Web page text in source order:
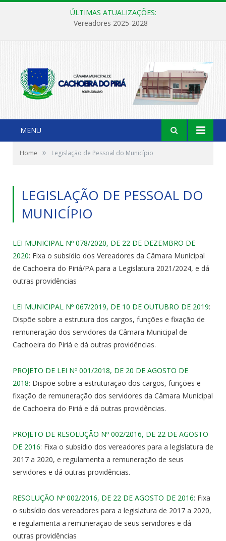
ÚLTIMAS ATUALIZAÇÕES:
Vereadores 2025-2028
MENU
Home » Legislação de Pessoal do Município
LEGISLAÇÃO DE PESSOAL DO
MUNICÍPIO
LEI MUNICIPAL Nº 078/2020, DE 22 DE DEZEMBRO DE
2020: Fixa o subsídio dos Vereadores da Câmara Municipal
de Cachoeira do Piriá/PA para a Legislatura 2021/2024, e dá
outras providências
LEI MUNICIPAL Nº 067/2019, DE 10 DE OUTUBRO DE 2019:
Dispõe sobre a estrutura dos cargos, funções e fixação de
remuneração dos servidores da Câmara Municipal de
Cachoeira do Piriá e dá outras providências.
PROJETO DE LEI Nº 001/2018, DE 20 DE AGOSTO DE
2018: Dispõe sobre a estruturação dos cargos, funções e
fixação de remuneração dos servidores da Câmara Municipal
de Cachoeira do Piriá e dá outras providências.
PROJETO DE RESOLUÇÃO Nº 002/2016, DE 22 DE AGOSTO
DE 2016: Fixa o subsídio dos vereadores para a legislatura de
2017 a 2020, e regulamenta a remuneração de seus
servidores e dá outras providências.
RESOLUÇÃO Nº 002/2016, DE 22 DE AGOSTO DE 2016: Fixa
o subsídio dos vereadores para a legislatura de 2017 a 2020,
e regulamenta a remuneração de seus servidores e dá
outras providências